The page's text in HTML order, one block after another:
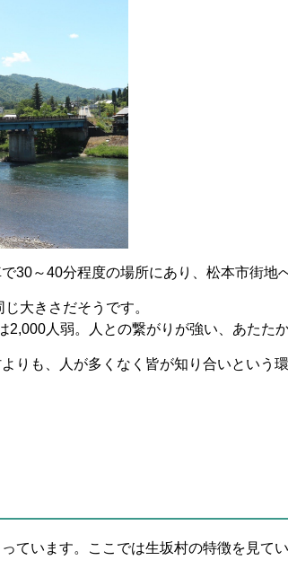
30～40分程度の場所にあり、松本市街地
大きさだそうです。
2,000人弱。人との繋がりが強い、あたた
りも、人が多くなく皆が知り合いという
ています。ここでは生坂村の特徴を見てい